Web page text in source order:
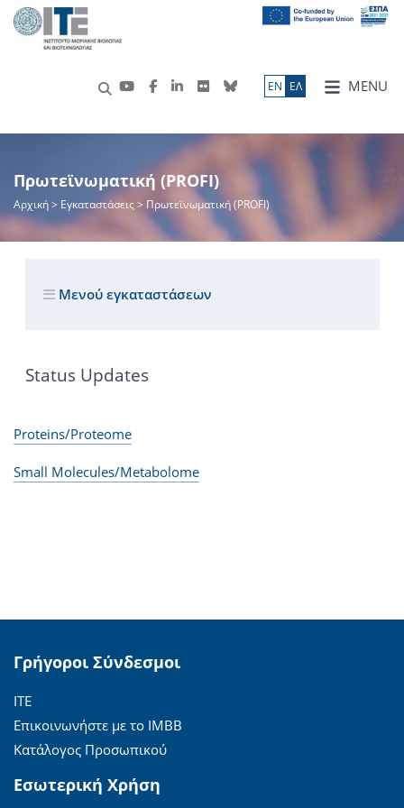
MENU
ΕN ΕΛ
Πρωτεϊνωματική (PROFI)
Αρχική> Εγκαταστάσεις > Πρωτεϊνωματική (PROFI)
Μενού εγκαταστάσεων
Status Updates
Proteins/Proteome
Small Molecules/Metabolome
Γρήγοροι Σύνδεσμοι
ΙΤΕ
Επικοινωνήστε με το ΙΜΒΒ
Κατάλογος Προσωπικού
Εσωτερική Χρήση